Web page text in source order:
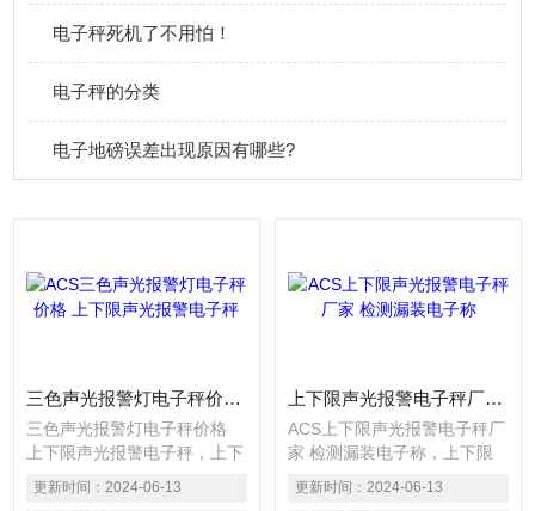
电子秤死机了不用怕！
电子秤的分类
电子地磅误差出现原因有哪些?
三色声光报警灯电子秤价格 上下限声光报警电子秤
三色声光报警灯电子秤价格
上下限声光报警电子秤，上下
限报警电子秤主要用于各种自
动化包装流水线上自动重量检
更新时间： 2024-06-13
上下限声光报警电子秤厂家 检测漏装电子称
ACS上下限声光报警电子秤厂
家 检测漏装电子称，上下限
报警电子秤主要用于各种自动
化包装流水线上自动重量检
更新时间： 2024-06-13